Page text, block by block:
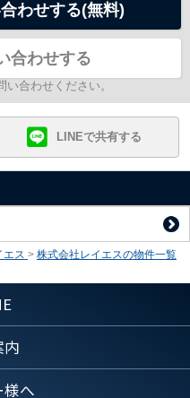
わせする(無料)
合わせする
合わせください。
LINEで共有する
エス > 株式会社レイエスの物件一覧
内
様へ